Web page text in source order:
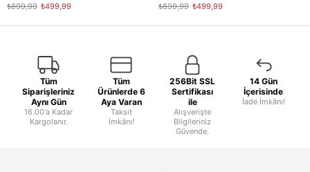
₺499,99
₺899,99
₺499,99
₺899,99
Tüm
Siparişleriniz
Aynı Gün
16.00'a Kadar
Kargolanır.
Tüm
Ürünlerde 6
Aya Varan
Taksit
İmkânı!
256Bit SSL
Sertifikası
ile
Alışverişte
Bilgileriniz
Güvende.
14 Gün
İçerisinde
İade İmkânı!